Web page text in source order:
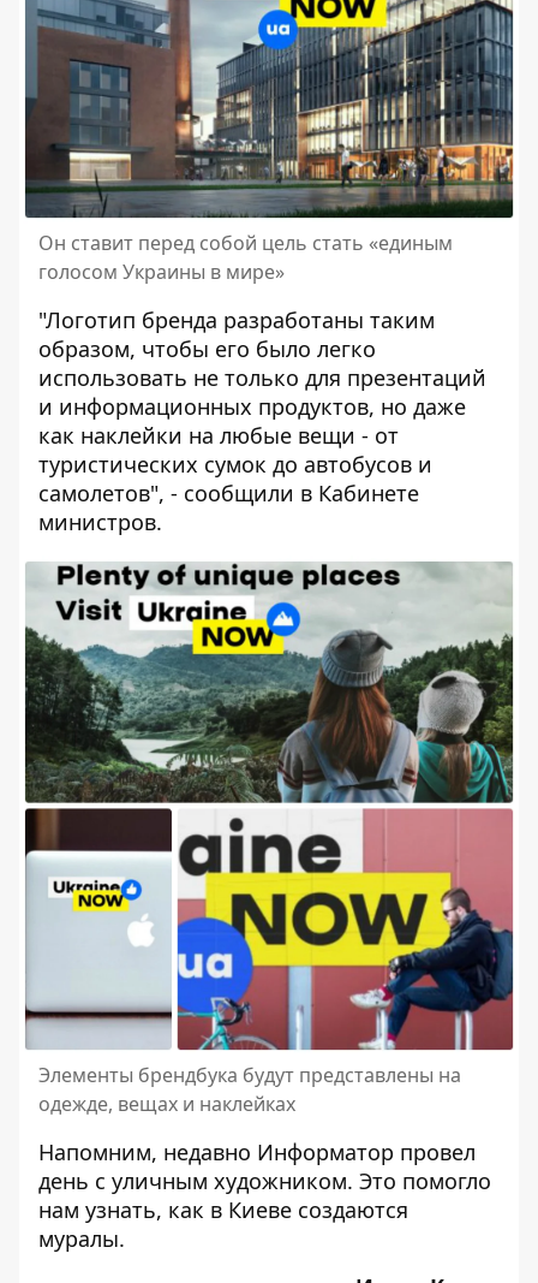
Он ставит перед собой цель стать «единым
голосом Украины в мире»
"Логотип бренда разработаны таким
образом, чтобы его было легко
использовать не только для презентаций
и информационных продуктов, но даже
как наклейки на любые вещи - от
туристических сумок до автобусов и
самолетов", - сообщили в Кабинете
министров.
Элементы брендбука будут представлены на
одежде, вещах и наклейках
Напомним, недавно Информатор провел
день с уличным художником. Это помогло
нам узнать, как в Киеве создаются
муралы.